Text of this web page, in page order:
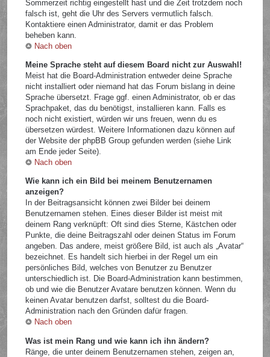
Sommerzeit richtig eingestellt hast und die Zeit trotzdem noch
falsch ist, geht die Uhr des Servers vermutlich falsch.
Kontaktiere einen Administrator, damit er das Problem
beheben kann.
Nach oben
Meine Sprache steht auf diesem Board nicht zur Auswahl!
Meist hat die Board-Administration entweder deine Sprache
nicht installiert oder niemand hat das Forum bislang in deine
Sprache übersetzt. Frage ggf. einen Administrator, ob er das
Sprachpaket, das du benötigst, installieren kann. Falls es
noch nicht existiert, würden wir uns freuen, wenn du es
übersetzen würdest. Weitere Informationen dazu können auf
der Website der phpBB Group gefunden werden (siehe Link
am Ende jeder Seite).
Nach oben
Wie kann ich ein Bild bei meinem Benutzernamen
anzeigen?
In der Beitragsansicht können zwei Bilder bei deinem
Benutzernamen stehen. Eines dieser Bilder ist meist mit
deinem Rang verknüpft: Oft sind dies Sterne, Kästchen oder
Punkte, die deine Beitragszahl oder deinen Status im Forum
angeben. Das andere, meist größere Bild, ist auch als „Avatar“
bezeichnet. Es handelt sich hierbei in der Regel um ein
persönliches Bild, welches von Benutzer zu Benutzer
unterschiedlich ist. Die Board-Administration kann bestimmen,
ob und wie die Benutzer Avatare benutzen können. Wenn du
keinen Avatar benutzen darfst, solltest du die Board-
Administration nach den Gründen dafür fragen.
Nach oben
Was ist mein Rang und wie kann ich ihn ändern?
Ränge, die unter deinem Benutzernamen stehen, zeigen an,